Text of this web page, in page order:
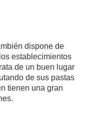
dispone de
establecimientos
de un buen lugar
de sus pastas
tienen una gran